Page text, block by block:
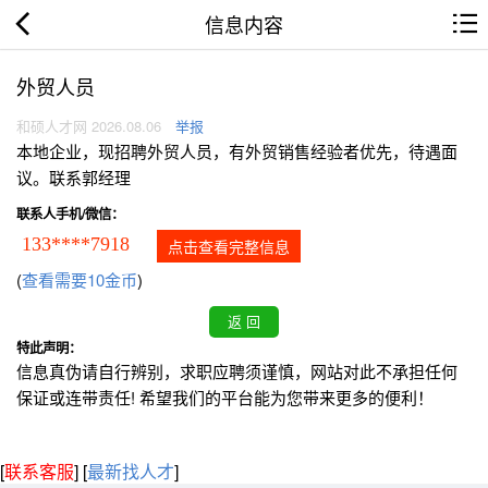
信息内容
外贸人员
和硕人才网 2026.08.06 举报
本地企业，现招聘外贸人员，有外贸销售经验者优先，待遇面
议。联系郭经理
联系人手机/微信：
133****7918 点击查看完整信息
(查看需要10金币)
特此声明：
信息真伪请自行辨别，求职应聘须谨慎，网站对此不承担任何
保证或连带责任! 希望我们的平台能为您带来更多的便利！
[联系客服] [最新找人才]